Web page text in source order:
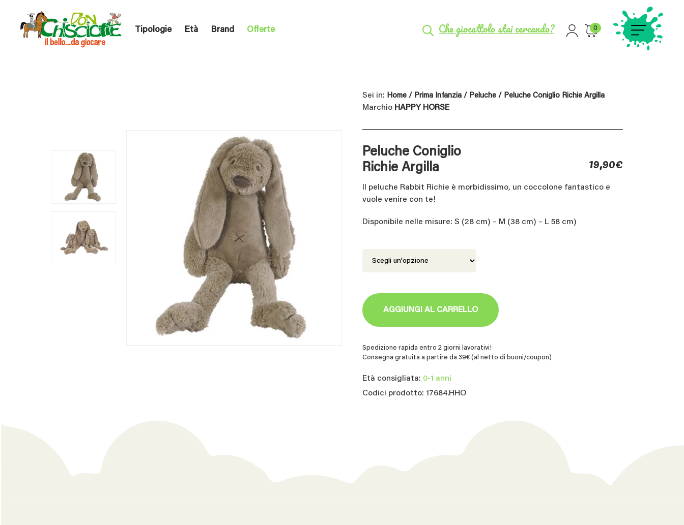
Tipologie Età Brand Offerte Che giocattolo stai cercando? 0
Sei in: Home / Prima Infanzia / Peluche / Peluche Coniglio Richie Argilla
Marchio HAPPY HORSE
Peluche Coniglio
Richie Argilla
19,90€
Il peluche Rabbit Richie è morbidissimo, un coccolone fantastico e
vuole venire con te!
Disponibile nelle misure: S (28 cm) – M (38 cm) – L 58 cm)
AGGIUNGI AL CARRELLO
Spedizione rapida entro 2 giorni lavorativi!
Consegna gratuita a partire da 39€ (al netto di buoni/coupon)
Età consigliata: 0-1 anni
Codici prodotto: 17684.HHO